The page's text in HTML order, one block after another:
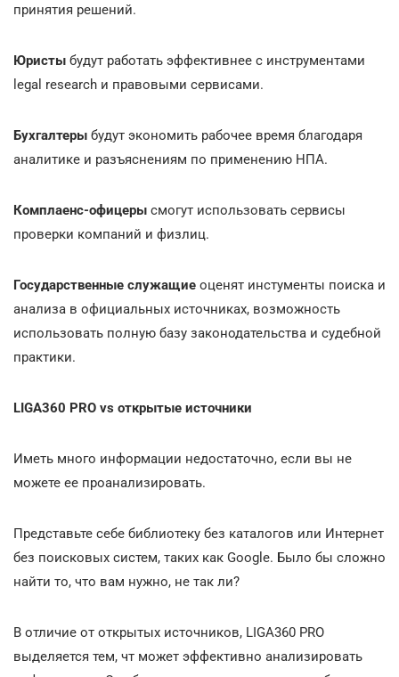
принятия решений.
Юристы будут работать эффективнее с инструментами
legal research и правовыми сервисами.
Бухгалтеры будут экономить рабочее время благодаря
аналитике и разъяснениям по применению НПА.
Комплаенс-офицеры смогут использовать сервисы
проверки компаний и физлиц.
Государственные служащие оценят инстументы поиска и
анализа в официальных источниках, возможность
использовать полную базу законодательства и судебной
практики.
LIGA360 PRO vs открытые источники
Иметь много информации недостаточно, если вы не
можете ее проанализировать.
Представьте себе библиотеку без каталогов или Интернет
без поисковых систем, таких как Google. Было бы сложно
найти то, что вам нужно, не так ли?
В отличие от открытых источников, LIGA360 PRO
выделяется тем, чт может эффективно анализировать